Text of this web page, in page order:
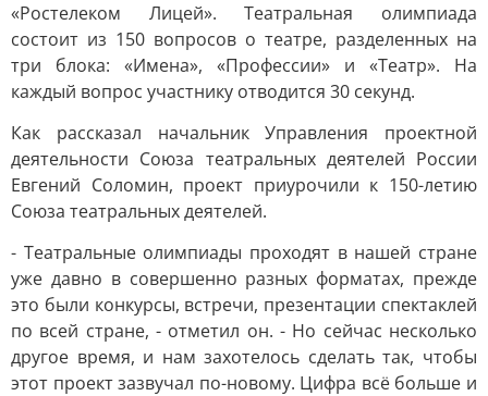
«Ростелеком Лицей». Театральная олимпиада
состоит из 150 вопросов о театре, разделенных на
три блока: «Имена», «Профессии» и «Театр». На
каждый вопрос участнику отводится 30 секунд.
Как рассказал начальник Управления проектной
деятельности Союза театральных деятелей России
Евгений Соломин, проект приурочили к 150-летию
Союза театральных деятелей.
- Театральные олимпиады проходят в нашей стране
уже давно в совершенно разных форматах, прежде
это были конкурсы, встречи, презентации спектаклей
по всей стране, - отметил он. - Но сейчас несколько
другое время, и нам захотелось сделать так, чтобы
этот проект зазвучал по-новому. Цифра всё больше и